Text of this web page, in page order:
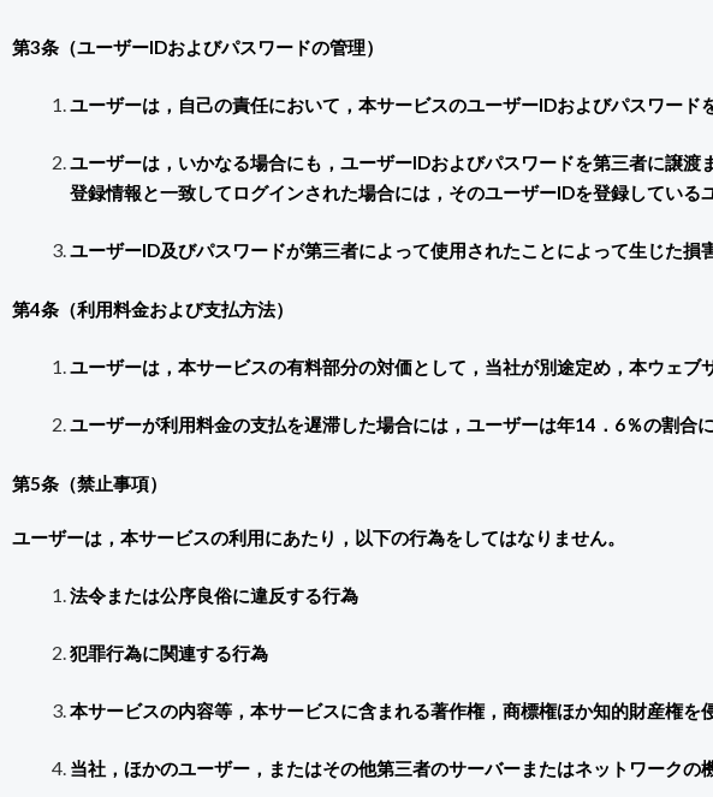
第3条（ユーザーIDおよびパスワードの管理）
ユーザーは，自己の責任において，本サービスのユーザーIDおよびパスワード
ユーザーは，いかなる場合にも，ユーザーIDおよびパスワードを第三者に譲
登録情報と一致してログインされた場合には，そのユーザーIDを登録している
ユーザーID及びパスワードが第三者によって使用されたことによって生じた
第4条（利用料金および支払方法）
ユーザーは，本サービスの有料部分の対価として，当社が別途定め，本ウェ
ユーザーが利用料金の支払を遅滞した場合には，ユーザーは年14．6％の割合
第5条（禁止事項）
ユーザーは，本サービスの利用にあたり，以下の行為をしてはなりません。
法令または公序良俗に違反する行為
犯罪行為に関連する行為
本サービスの内容等，本サービスに含まれる著作権，商標権ほか知的財産権を
当社，ほかのユーザー，またはその他第三者のサーバーまたはネットワークの